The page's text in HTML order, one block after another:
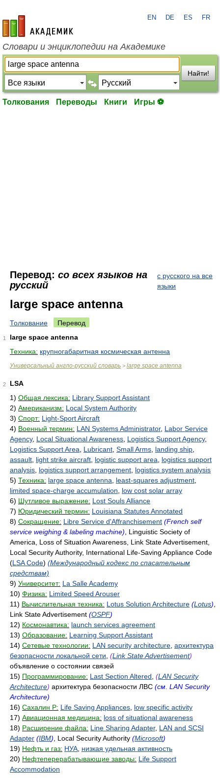
academic.ru
EN DE ES FR
Словари и энциклопедии на Академике
Найти!
Толкования Переводы Книги Игры ⚽
Перевод: со всех языков на
русский
с русского на все
языки
large space antenna
Толкование Перевод
1
large space antenna
Техника: крупногабаритная космическая антенна
Универсальный англо-русский словарь > large space antenna
2
LSA
1) Общая лексика: Library Support Assistant
2) Американизм: Local System Authority
3) Спорт: Light-Sport Aircraft
4) Военный термин: LAN Systems Administrator, Labor Service
Agency, Local Situational Awareness Logistics Support Agency,
Logistics Support Area
Lubricant Small Arms landing ship
assault light strike aircraft logistic support area
logistics support
analysis logistics support arrangement logistics system analysis
5) Техника: large space antenna least-squares adjustment
limited space-charge accumulation
low cost solar array
6) Шутливое выражение: Lost Souls Alliance
7) Юридический термин: Louisiana Statutes Annotated
8) Сокращение: Libre Service d'Affranchisement (French self
service weighing & labeling machine) , Linguistic Society of
America, Loss of Situation Awareness, Link State Advertisement,
Local Security Authority, International Life-Saving Appliance Code
(LSA Code) (Международный кодекс по спасательным
средствам)
9) Университет: La Salle Academy
10) Физика: Limited Speed Arouser
11) Вычислительная техника: Lotus Solution Architecture (Lotus)
Link State Advertisement (OSPF)
12) Космонавтика: launch services agreement
13) Образование: Learning Support Assistant
14) Сетевые технологии: LAN security architecture архитектура
безопасности локальной сети (Link State Advertisement)
объявление о состоянии связей
15) Программирование: Last Section Altered (LAN Security
Architecture) архитектура безопасности ЛВС (см. LAN Security
Architecture)
16) Сахалин Р: Life Saving Appliances low specific activity
17) Авиационная медицина: loss of situational awareness
18) Расширение файла: Line Sharing Adapter, LAN and SCSI
Adapter (IBM) , Local Security Authority (Microsoft)
19) Нефть и газ: НУА низкая удельная активность
20) Нефтеперерабатывающие заводы: Life Support
Accommodation